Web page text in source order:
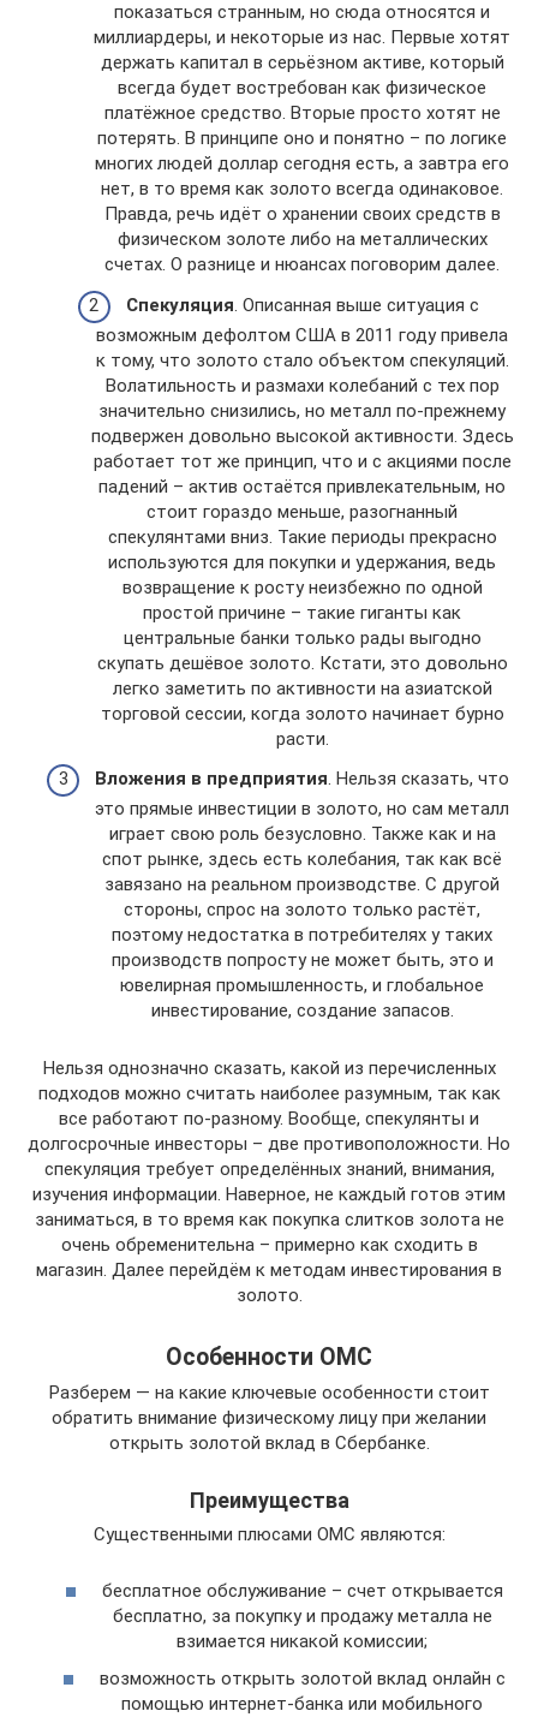
показаться странным, но сюда относятся и
миллиардеры, и некоторые из нас. Первые хотят
держать капитал в серьёзном активе, который
всегда будет востребован как физическое
платёжное средство. Вторые просто хотят не
потерять. В принципе оно и понятно – по логике
многих людей доллар сегодня есть, а завтра его
нет, в то время как золото всегда одинаковое.
Правда, речь идёт о хранении своих средств в
физическом золоте либо на металлических
счетах. О разнице и нюансах поговорим далее.
Спекуляция. Описанная выше ситуация с
возможным дефолтом США в 2011 году привела
к тому, что золото стало объектом спекуляций.
Волатильность и размахи колебаний с тех пор
значительно снизились, но металл по-прежнему
подвержен довольно высокой активности. Здесь
работает тот же принцип, что и с акциями после
падений – актив остаётся привлекательным, но
стоит гораздо меньше, разогнанный
спекулянтами вниз. Такие периоды прекрасно
используются для покупки и удержания, ведь
возвращение к росту неизбежно по одной
простой причине – такие гиганты как
центральные банки только рады выгодно
скупать дешёвое золото. Кстати, это довольно
легко заметить по активности на азиатской
торговой сессии, когда золото начинает бурно
расти.
Вложения в предприятия. Нельзя сказать, что
это прямые инвестиции в золото, но сам металл
играет свою роль безусловно. Также как и на
спот рынке, здесь есть колебания, так как всё
завязано на реальном производстве. С другой
стороны, спрос на золото только растёт,
поэтому недостатка в потребителях у таких
производств попросту не может быть, это и
ювелирная промышленность, и глобальное
инвестирование, создание запасов.
Нельзя однозначно сказать, какой из перечисленных
подходов можно считать наиболее разумным, так как
все работают по-разному. Вообще, спекулянты и
долгосрочные инвесторы – две противоположности. Но
спекуляция требует определённых знаний, внимания,
изучения информации. Наверное, не каждый готов этим
заниматься, в то время как покупка слитков золота не
очень обременительна – примерно как сходить в
магазин. Далее перейдём к методам инвестирования в
золото.
Особенности ОМС
Разберем — на какие ключевые особенности стоит
обратить внимание физическому лицу при желании
открыть золотой вклад в Сбербанке.
Преимущества
Существенными плюсами ОМС являются:
бесплатное обслуживание – счет открывается
бесплатно, за покупку и продажу металла не
взимается никакой комиссии;
возможность открыть золотой вклад онлайн с
помощью интернет-банка или мобильного